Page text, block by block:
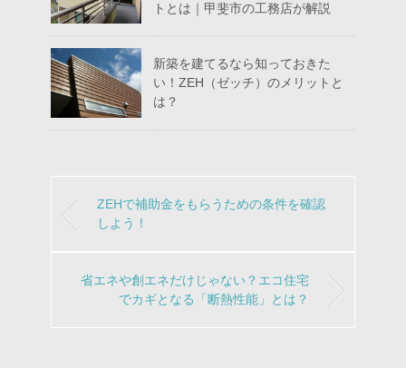
トとは｜甲斐市の工務店が解説
新築を建てるなら知っておきた
い！ZEH（ゼッチ）のメリットと
は？
ZEHで補助金をもらうための条件を確認
しよう！
省エネや創エネだけじゃない？エコ住宅
でカギとなる「断熱性能」とは？